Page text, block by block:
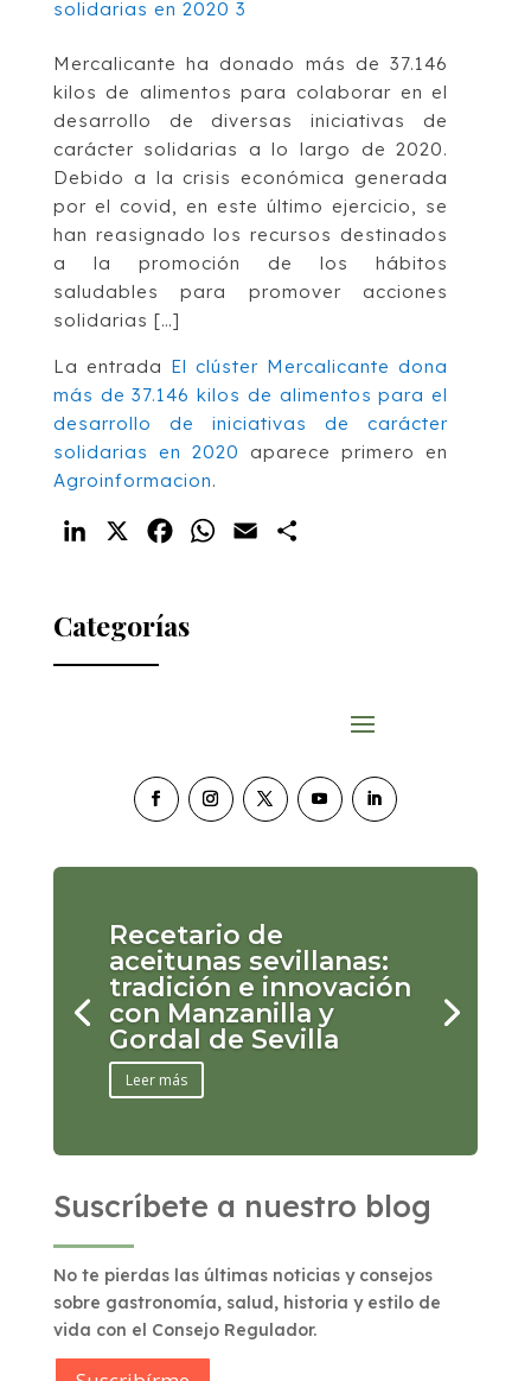
Mercalicante ha donado más de 37.146
kilos de alimentos para colaborar en el
desarrollo de diversas iniciativas de
carácter solidarias a lo largo de 2020.
Debido a la crisis económica generada
por el covid, en este último ejercicio, se
han reasignado los recursos destinados
a la promoción de los hábitos
saludables para promover acciones
solidarias […]
La entrada El clúster Mercalicante dona
más de 37.146 kilos de alimentos para el
desarrollo de iniciativas de carácter
solidarias en 2020
aparece primero en
Agroinformacion.
LinkedIn FacebookWhatsApp
Email
Categorías
Recetario de
aceitunas sevillanas:
tradición e innovación
con Manzanilla y
Gordal de Sevilla
Leer más
Suscríbete a nuestro blog
No te pierdas las últimas noticias y consejos
sobre gastronomía, salud, historia y estilo de
vida con el Consejo Regulador.